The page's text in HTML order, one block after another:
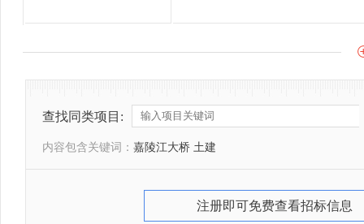
查找同类项目:
内容包含关键词： 嘉陵江大桥 土建
注册即可免费查看招标信息